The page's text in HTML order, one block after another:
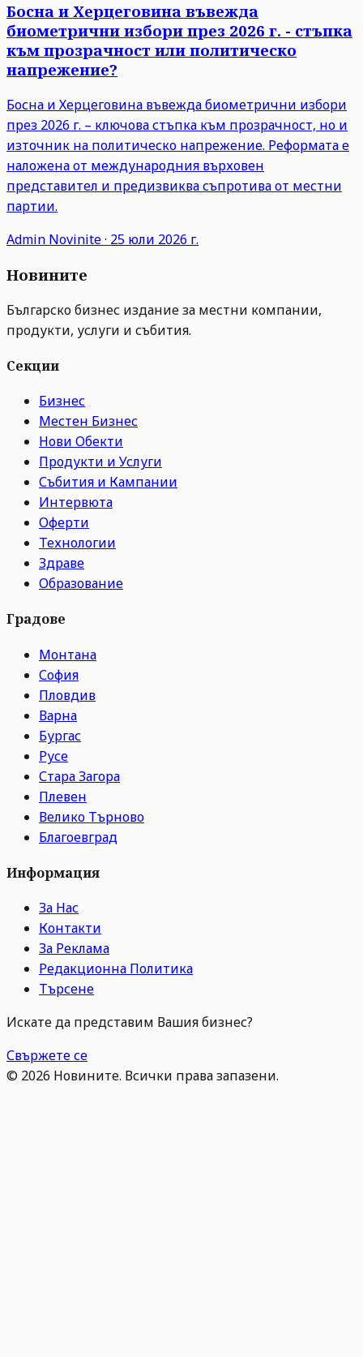
Босна и Херцеговина въвежда
биометрични избори през 2026 г. - стъпка
към прозрачност или политическо
напрежение?
Босна и Херцеговина въвежда биометрични избори
през 2026 г. – ключова стъпка към прозрачност, но и
източник на политическо напрежение. Реформата е
наложена от международния върховен
представител и предизвиква съпротива от местни
партии.
Admin Novinite· 25 юли 2026 г.
Новините
Българско бизнес издание за местни компании,
продукти, услуги и събития.
Секции
Бизнес
Местен Бизнес
Нови Обекти
Продукти и Услуги
Събития и Кампании
Интервюта
Оферти
Технологии
Здраве
Образование
Градове
Монтана
София
Пловдив
Варна
Бургас
Русе
Стара Загора
Плевен
Велико Търново
Благоевград
Информация
За Нас
Контакти
За Реклама
Редакционна Политика
Търсене
Искате да представим Вашия бизнес?
Свържете се
© 2026 Новините. Всички права запазени.